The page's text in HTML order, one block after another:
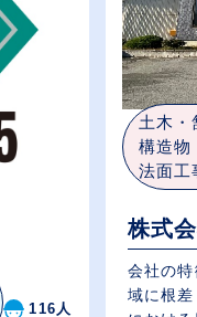
116人
土木・
構造物
法面工
株式
会社の
域に根